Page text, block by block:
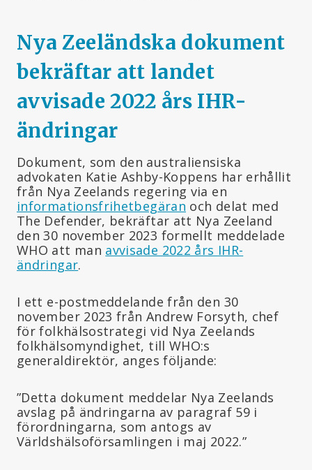
Nya Zeeländska dokument
bekräftar att landet
avvisade 2022 års IHR-
ändringar
Dokument, som den australiensiska
advokaten Katie Ashby-Koppens har erhållit
från Nya Zeelands regering via en
informationsfrihetbegäran och delat med
The Defender, bekräftar att Nya Zeeland
den 30 november 2023 formellt meddelade
WHO att man avvisade 2022 års IHR-
ändringar.
I ett e-postmeddelande från den 30
november 2023 från Andrew Forsyth, chef
för folkhälsostrategi vid Nya Zeelands
folkhälsomyndighet, till WHO:s
generaldirektör, anges följande:
”Detta dokument meddelar Nya Zeelands
avslag på ändringarna av paragraf 59 i
förordningarna, som antogs av
Världshälsoförsamlingen i maj 2022.”